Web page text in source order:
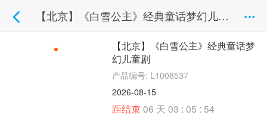
【北京】《白雪公主》经典童话梦幻儿童剧
【北京】《白雪公主》经典童话梦
幻儿童剧
产品编号: L1008537
2026-08-15
距结束 06 天 03 : 05 : 52